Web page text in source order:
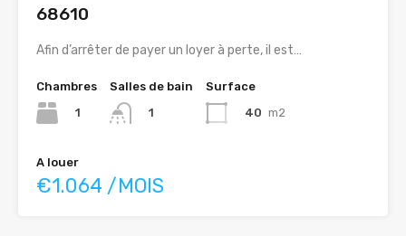
68610
Afin d’arrêter de payer un loyer à perte, il est…
Chambres
1
Salles de bain
1
Surface
40 m2
A louer
€1.064 /MOIS